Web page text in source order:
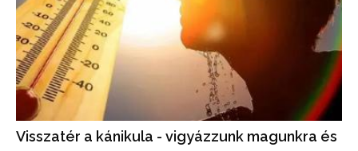
Visszatér a kánikula - vigyázzunk magunkra és